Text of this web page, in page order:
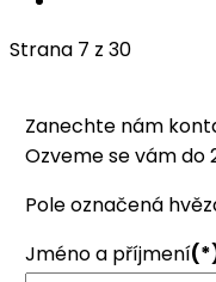
Strana 7 z 30
Zanechte nám
Ozveme se vám do
Pole označená
Jméno a příjmení